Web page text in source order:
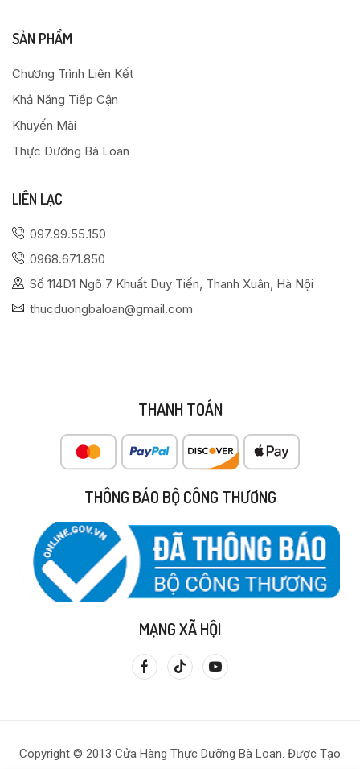
SẢN PHẨM
Chương Trình Liên Kết
Khả Năng Tiếp Cận
Khuyến Mãi
Thực Dưỡng Bà Loan
LIÊN LẠC
097.99.55.150
0968.671.850
Số 114D1 Ngõ 7 Khuất Duy Tiến, Thanh Xuân, Hà Nội
thucduongbaloan@gmail.com
THANH TOÁN
THÔNG BÁO BỘ CÔNG THƯƠNG
MẠNG XÃ HỘI
Copyright © 2013 Cửa Hàng Thực Dưỡng Bà Loan. Được Tạo